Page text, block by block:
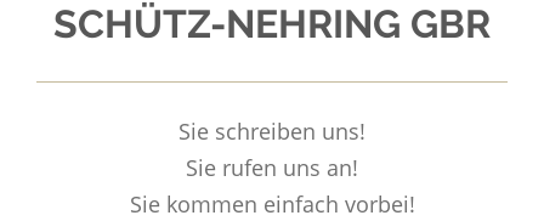
SCHÜTZ-NEHRING GBR
Sie schreiben uns!
Sie rufen uns an!
Sie kommen einfach vorbei!